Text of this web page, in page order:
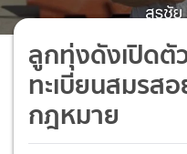
ลูกทุ่งดังเปิดตั
ทะเบียนสมรส
กฎหมาย